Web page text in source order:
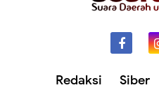
Redaksi Siber